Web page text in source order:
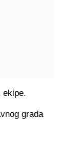
ekipe.
grada